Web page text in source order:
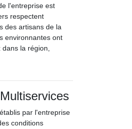
l'entreprise est
respectent
des artisans de la
environnantes ont
la région,
par l'entreprise
conditions